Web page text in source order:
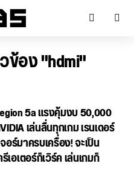
ข้อง "hdmi"
5a แรงคุ้มงบ 50,000
เล่นลื่นทุกเกม เรนเดอร์
อร์มาครบเครื่อง! จะเป็น
อเตอร์ก็เวิร์ค เล่นเกมก็